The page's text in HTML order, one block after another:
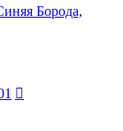
Борода,